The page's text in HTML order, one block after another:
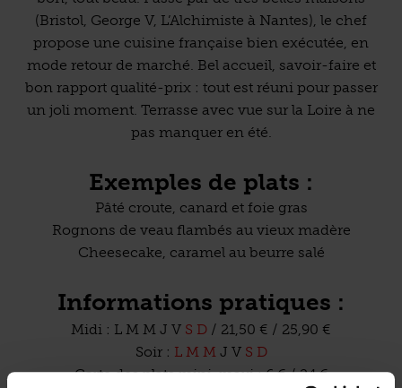
(Bristol, George V, L’Alchimiste à Nantes), le chef
propose une cuisine française bien exécutée, en
mode retour de marché. Bel accueil, savoir-faire et
bon rapport qualité-prix : tout est réuni pour passer
un joli moment. Terrasse avec vue sur la Loire à ne
pas manquer en été.
Exemples de plats :
Pâté croute, canard et foie gras
Rognons de veau flambés au vieux madère
Cheesecake, caramel au beurre salé
Informations pratiques :
Midi : L M M J V S D / 21,50 € / 25,90 €
Soir : L M M J V S D
Carte des plats mini-maxi : 6 € / 24 €